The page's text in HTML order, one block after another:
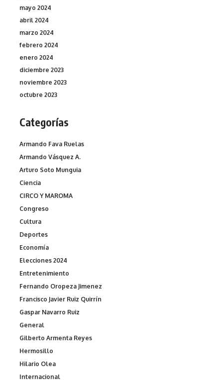
mayo 2024
abril 2024
marzo 2024
febrero 2024
enero 2024
diciembre 2023
noviembre 2023
octubre 2023
Categorías
Armando Fava Ruelas
Armando Vásquez A.
Arturo Soto Munguia
Ciencia
CIRCO Y MAROMA
Congreso
Cultura
Deportes
Economía
Elecciones 2024
Entretenimiento
Fernando Oropeza Jimenez
Francisco Javier Ruiz Quirrín
Gaspar Navarro Ruiz
General
Gilberto Armenta Reyes
Hermosillo
Hilario Olea
Internacional